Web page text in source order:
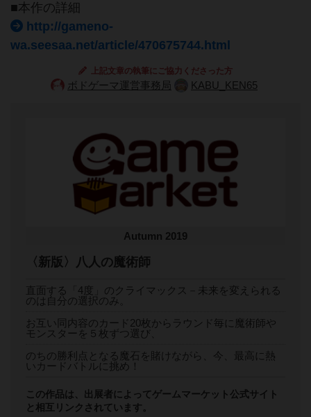
■本作の詳細
http://gameno-
wa.seesaa.net/article/470675744.html
上記文章の執筆にご協力くださった方
ボドゲーマ運営事務局 KABU_KEN65
Autumn 2019
〈新版〉八人の魔術師
直面する「4度」のクライマックス－未来を変えられる
のは自分の選択のみ。
お互い同内容のカード20枚からラウンド毎に魔術師や
モンスターを５枚ずつ選び、
のちの勝利点となる魔石を賭けながら、今、最高に熱
いカードバトルに挑め！
この作品は、出展者によってゲームマーケット公式サイト
と相互リンクされています。